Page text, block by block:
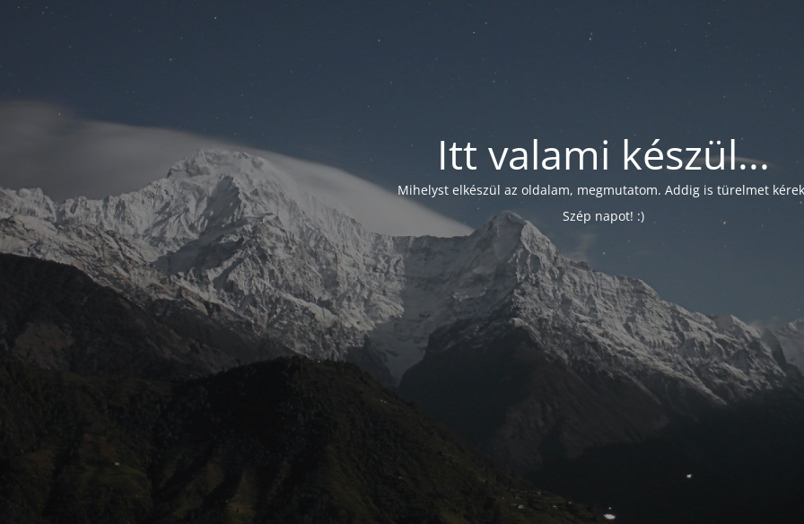
Itt valami készül...
Mihelyst elkészül az oldalam, megmutatom. Addig is türelmet
Szép napot! :)